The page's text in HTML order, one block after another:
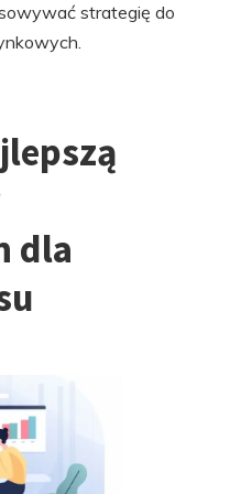
strategię do
dla